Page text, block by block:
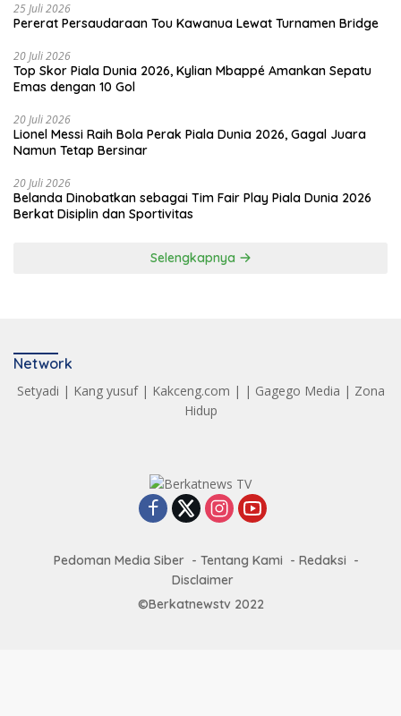
25 Juli 2026
Pererat Persaudaraan Tou Kawanua Lewat Turnamen Bridge
20 Juli 2026
Top Skor Piala Dunia 2026, Kylian Mbappé Amankan Sepatu
Emas dengan 10 Gol
20 Juli 2026
Lionel Messi Raih Bola Perak Piala Dunia 2026, Gagal Juara
Namun Tetap Bersinar
20 Juli 2026
Belanda Dinobatkan sebagai Tim Fair Play Piala Dunia 2026
Berkat Disiplin dan Sportivitas
Selengkapnya
Network
Setyadi | Kang yusuf| Kakceng.com | | Gagego Media | Zona
Hidup
Pedoman Media Siber Tentang Kami
Redaksi
Disclaimer
©Berkatnewstv 2022